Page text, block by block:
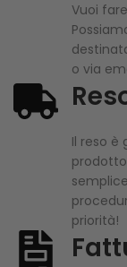
Vuoi
o via
Il reso è
priorità!